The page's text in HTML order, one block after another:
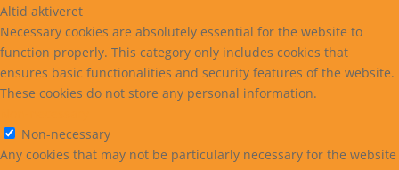
Altid aktiveret
Necessary cookies are absolutely essential for the website to
function properly. This category only includes cookies that
ensures basic functionalities and security features of the website.
These cookies do not store any personal information.
Non-necessary
Any cookies that may not be particularly necessary for the website